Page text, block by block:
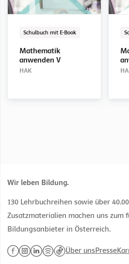
Schulbuch mit E-Book
Mathematik
anwenden V
HAK
anwenden I
HAK
anwenden I
HAK
Wir leben Bildung.
130 Lehrbuchreihen sowie über
Zusatzmaterialien machen uns zum
Bildungsanbieter in Österreich.
Über unsPresse